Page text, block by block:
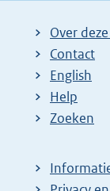
Over
Contact
English
Help
Zoeken